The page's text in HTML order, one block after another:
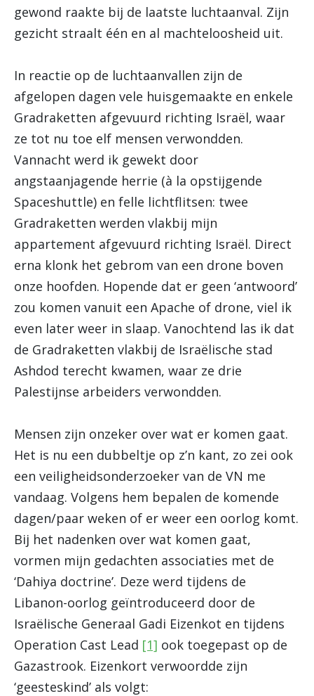
gewond raakte bij de laatste luchtaanval. Zijn
gezicht straalt één en al machteloosheid uit.
In reactie op de luchtaanvallen zijn de
afgelopen dagen vele huisgemaakte en enkele
Gradraketten afgevuurd richting Israël, waar
ze tot nu toe elf mensen verwondden.
Vannacht werd ik gewekt door
angstaanjagende herrie (à la opstijgende
Spaceshuttle) en felle lichtflitsen: twee
Gradraketten werden vlakbij mijn
appartement afgevuurd richting Israël. Direct
erna klonk het gebrom van een drone boven
onze hoofden. Hopende dat er geen ‘antwoord’
zou komen vanuit een Apache of drone, viel ik
even later weer in slaap. Vanochtend las ik dat
de Gradraketten vlakbij de Israëlische stad
Ashdod terecht kwamen, waar ze drie
Palestijnse arbeiders verwondden.
Mensen zijn onzeker over wat er komen gaat.
Het is nu een dubbeltje op z’n kant, zo zei ook
een veiligheidsonderzoeker van de VN me
vandaag. Volgens hem bepalen de komende
dagen/paar weken of er weer een oorlog komt.
Bij het nadenken over wat komen gaat,
vormen mijn gedachten associaties met de
‘Dahiya doctrine’. Deze werd tijdens de
Libanon-oorlog geïntroduceerd door de
Israëlische Generaal Gadi Eizenkot en tijdens
Operation Cast Lead [1] ook toegepast op de
Gazastrook. Eizenkort verwoordde zijn
‘geesteskind’ als volgt: